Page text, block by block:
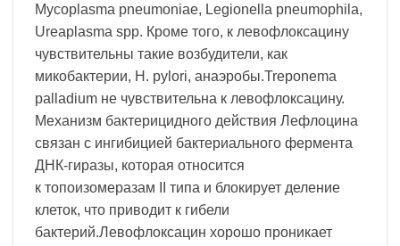
Mycoplasma pneumoniae, Legionella pneumophila,
Ureаplasma spp. Кроме того, к левофлоксацину
чувствительны такие возбудители, как
микобактерии, H. pylori, анаэробы.Treponema
palladium не чувствительна к левофлоксацину.
Механизм бактерицидного действия Лефлоцина
связан с ингибицией бактериального фермента
ДНК-гиразы, которая относится
к топоизомеразам II типа и блокирует деление
клеток, что приводит к гибели
бактерий.Левофлоксацин хорошо проникает